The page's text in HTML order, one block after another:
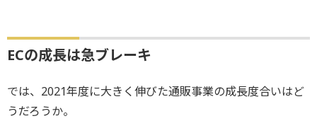
ECの成長は急ブレーキ
では、2021年度に大きく伸びた通販事業の成長度合いはど
うだろうか。